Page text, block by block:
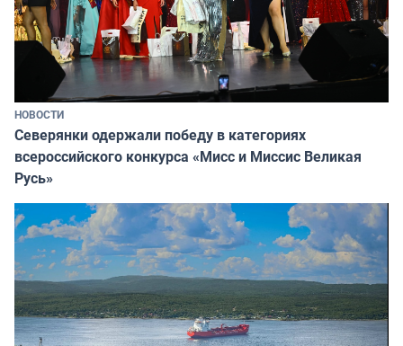
НОВОСТИ
Северянки одержали победу в категориях
всероссийского конкурса «Мисс и Миссис Великая
Русь»